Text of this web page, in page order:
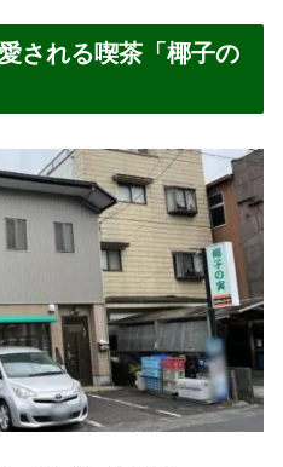
される喫茶「椰子の